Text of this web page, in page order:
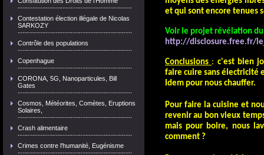
Contestation élection illégale de Nicolas
SARKOZY
Contrôle des populations
Copenhague
CORONA, 5G, Nanoparticules, Bill
Gates
Cosmos, Météorites, Comètes, Eruptions
Solaires,
Crash alimentaire
Crimes contre l'humanité, Eugénisme
et qui sont encore tenues
Voir le projet révélation du
http://disclosure.free.fr/
Conclusions : c'est bien
faire cuire sans électricité
Idem pour nous chauffer.
Pour faire la cuisine et
revenir au bon vieux
mais pour boire, nous
comment ?